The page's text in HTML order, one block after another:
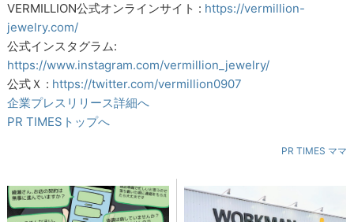
VERMILLION公式オンラインサイト : https://vermillion-
jewelry.com/
公式インスタグラム:
https://www.instagram.com/vermillion_jewelry/
公式Ｘ : https://twitter.com/vermillion0907
企業プレスリリース詳細へ
PR TIMESトップへ
PR TIMES ママ